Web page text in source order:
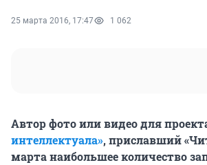
25 марта 2016, 17:47 1 062
Автор фото или видео для
интеллектуала», приславший
марта наибольшее количество